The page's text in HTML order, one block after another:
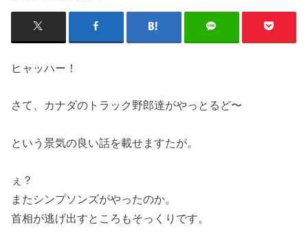
ヒャッハー！
さて、カナダのトラック野郎達がやっとるど〜
という景気の良い話を載せますたが。
ぇ？
またシンプソンズがやったのか。
首相が逃げ出すところもそっくりです。